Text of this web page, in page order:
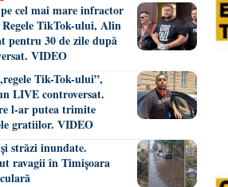
cel mai mare infractor
TikTok-ului, Alin
pentru 30 de zile după
VIDEO
Tik-Tok-ului”,
LIVE controversat.
l-ar putea trimite
gratiilor. VIDEO
străzi inundate.
ravagii în Timișoara